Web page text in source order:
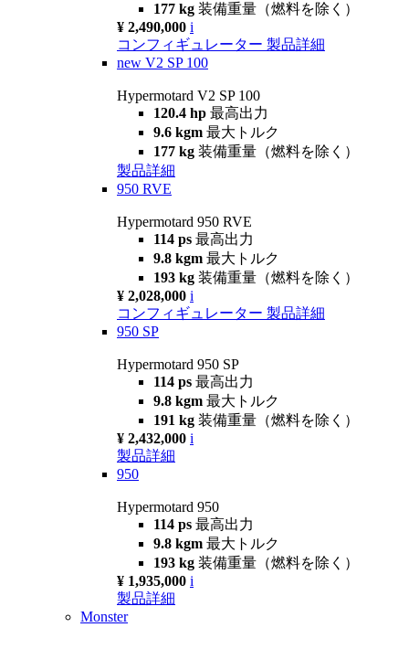
177 kg 装備重量（燃料を除く）
¥ 2,490,000 i
コンフィギュレーター 製品詳細
new V2 SP 100
Hypermotard V2 SP 100
120.4 hp 最高出力
9.6 kgm 最大トルク
177 kg 装備重量（燃料を除く）
製品詳細
950 RVE
Hypermotard 950 RVE
114 ps 最高出力
9.8 kgm 最大トルク
193 kg 装備重量（燃料を除く）
¥ 2,028,000 i
コンフィギュレーター 製品詳細
950 SP
Hypermotard 950 SP
114 ps 最高出力
9.8 kgm 最大トルク
191 kg 装備重量（燃料を除く）
¥ 2,432,000 i
製品詳細
950
Hypermotard 950
114 ps 最高出力
9.8 kgm 最大トルク
193 kg 装備重量（燃料を除く）
¥ 1,935,000 i
製品詳細
Monster